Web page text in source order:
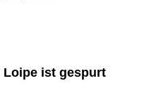
Loipe ist gespurt